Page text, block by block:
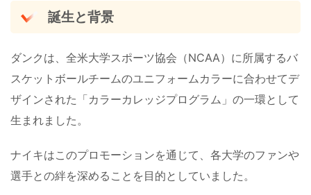
誕生と背景
ダンクは、全米大学スポーツ協会（NCAA）に所属するバ
スケットボールチームのユニフォームカラーに合わせてデ
ザインされた「カラーカレッジプログラム」の一環として
生まれました。
ナイキはこのプロモーションを通じて、各大学のファンや
選手との絆を深めることを目的としていました。